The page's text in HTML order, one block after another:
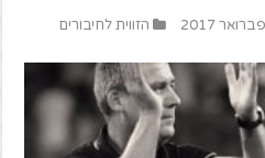
הזווית לחיבורים